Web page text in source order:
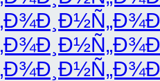
Ð¸Ð½Ñ„Ð¾
Ð¸Ð½Ñ„Ð¾
Ð¸Ð½Ñ„Ð¾